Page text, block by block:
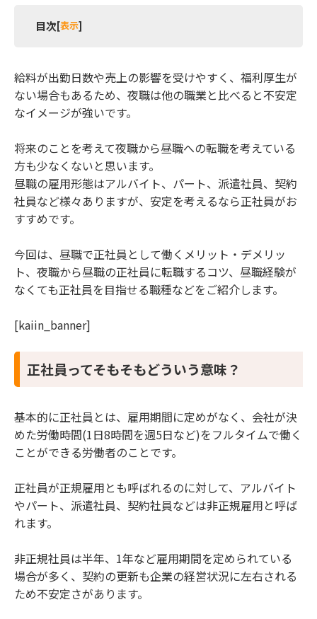
目次[表示]
2 昼職の正社員で働くメリット
2.1 雇用期間が定められていない
2.2 毎月の収入が一定金額保障される
が多い
2.4 福利厚生が充実している
2.5 ローンやカードの審査に通りやすい
2.6 出世の可能性がある
3 昼職の正社員で働くデメリット
3.2 長期休暇を取りにくい
3.3 労働時間が長くなりやすい
3.4 気軽に休みを取れない
4 夜職から昼職の正社員に転職するコツ
4.2 夜職経験で身につけたスキルをアピールする
4.3 転職エージェントを利用する
ブ」
6 昼職経験がなくても正社員を目指せる職種
6.1 美容関係職
6.3 事務職
7 まとめ
給料が出勤日数や売上の影響を受けやすく、福利厚生が
ない場合もあるため、夜職は他の職業と比べると不安定
なイメージが強いです。
将来のことを考えて夜職から昼職への転職を考えている
方も少なくないと思います。
昼職の雇用形態はアルバイト、パート、派遣社員、契約
社員など様々ありますが、安定を考えるなら正社員がお
すすめです。
今回は、昼職で正社員として働くメリット・デメリッ
ト、夜職から昼職の正社員に転職するコツ、昼職経験が
なくても正社員を目指せる職種などをご紹介します。
[kaiin_banner]
正社員ってそもそもどういう意味？
基本的に正社員とは、雇用期間に定めがなく、会社が決
めた労働時間(1日8時間を週5日など)をフルタイムで働く
ことができる労働者のことです。
正社員が正規雇用とも呼ばれるのに対して、アルバイト
やパート、派遣社員、契約社員などは非正規雇用と呼ば
れます。
非正規社員は半年、1年など雇用期間を定められている
場合が多く、契約の更新も企業の経営状況に左右される
ため不安定さがあります。